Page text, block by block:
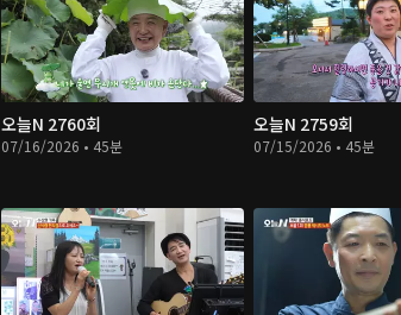
오늘N 2760회
07/16/2026 • 45분
오늘N 2759회
07/15/2026 • 45분